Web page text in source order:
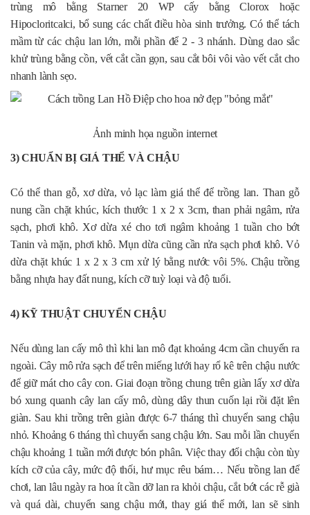
trùng mô bằng Starner 20 WP cấy bằng Clorox hoặc
Hipocloritcalci, bổ sung các chất điều hòa sinh trưởng. Có thể tách
mầm từ các chậu lan lớn, mỗi phần để 2 - 3 nhánh. Dùng dao sắc
khử trùng bằng cồn, vết cắt cần gọn, sau cắt bôi vôi vào vết cắt cho
nhanh lành sẹo.
Ảnh minh họa nguồn internet
3) CHUẨN BỊ GIÁ THỂ VÀ CHẬU
Có thể than gỗ, xơ dừa, vỏ lạc làm giá thể để trồng lan. Than gỗ
nung cần chặt khúc, kích thước 1 x 2 x 3cm, than phải ngâm, rửa
sạch, phơi khô. Xơ dừa xé cho tơi ngâm khoảng 1 tuần cho bớt
Tanin và mặn, phơi khô. Mụn dừa cũng cần rửa sạch phơi khô. Vỏ
dừa chặt khúc 1 x 2 x 3 cm xử lý bằng nước vôi 5%. Chậu trồng
bằng nhựa hay đất nung, kích cỡ tuỳ loại và độ tuổi.
4) KỸ THUẬT CHUYỂN CHẬU
Nếu dùng lan cấy mô thì khi lan mô đạt khoảng 4cm cần chuyển ra
ngoài. Cây mô rửa sạch để trên miếng lưới hay rổ kê trên chậu nước
để giữ mát cho cây con. Giai đoạn trồng chung trên giàn lấy xơ dừa
bó xung quanh cây lan cấy mô, dùng dây thun cuốn lại rồi đặt lên
giàn. Sau khi trồng trên giàn được 6-7 tháng thì chuyển sang chậu
nhỏ. Khoảng 6 tháng thì chuyển sang chậu lớn. Sau mỗi lần chuyển
chậu khoảng 1 tuần mới được bón phân. Việc thay đổi chậu còn tùy
kích cỡ của cây, mức độ thối, hư mục rêu bám… Nếu trồng lan để
chơi, lan lâu ngày ra hoa ít cần dỡ lan ra khỏi chậu, cắt bớt các rễ già
và quá dài, chuyển sang chậu mới, thay giá thể mới, lan sẽ sinh